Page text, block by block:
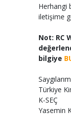
Herhangi
iletişime
Not: RC
bilgiye
Türkiye
K-SEÇ
Yasemin